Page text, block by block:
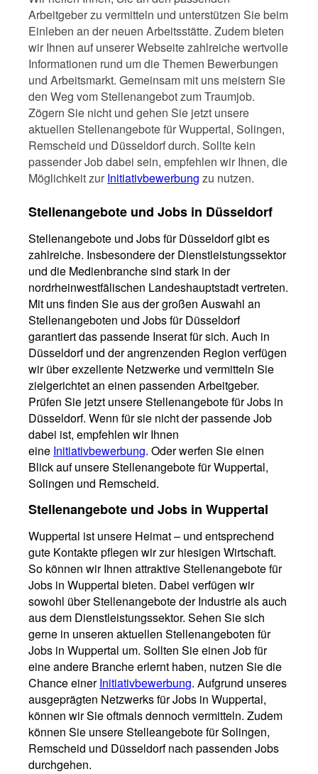
Arbeitgeber zu vermitteln und unterstützen Sie beim
Einleben an der neuen Arbeitsstätte. Zudem bieten
wir Ihnen auf unserer Webseite zahlreiche wertvolle
Informationen rund um die Themen Bewerbungen
und Arbeitsmarkt. Gemeinsam mit uns meistern Sie
den Weg vom Stellenangebot zum Traumjob.
Zögern Sie nicht und gehen Sie jetzt unsere
aktuellen Stellenangebote für Wuppertal, Solingen,
Remscheid und Düsseldorf durch. Sollte kein
passender Job dabei sein, empfehlen wir Ihnen, die
Möglichkeit zur Initiativbewerbung zu nutzen.
Stellenangebote und Jobs in Düsseldorf
Stellenangebote und Jobs für Düsseldorf gibt es
zahlreiche. Insbesondere der Dienstleistungssektor
und die Medienbranche sind stark in der
nordrheinwestfälischen Landeshauptstadt vertreten.
Mit uns finden Sie aus der großen Auswahl an
Stellenangeboten und Jobs für Düsseldorf
garantiert das passende Inserat für sich. Auch in
Düsseldorf und der angrenzenden Region verfügen
wir über exzellente Netzwerke und vermitteln Sie
zielgerichtet an einen passenden Arbeitgeber.
Prüfen Sie jetzt unsere Stellenangebote für Jobs in
Düsseldorf. Wenn für sie nicht der passende Job
dabei ist, empfehlen wir Ihnen
eine Initiativbewerbung. Oder werfen Sie einen
Blick auf unsere Stellenangebote für Wuppertal,
Solingen und Remscheid.
Stellenangebote und Jobs in Wuppertal
Wuppertal ist unsere Heimat – und entsprechend
gute Kontakte pflegen wir zur hiesigen Wirtschaft.
So können wir Ihnen attraktive Stellenangebote für
Jobs in Wuppertal bieten. Dabei verfügen wir
sowohl über Stellenangebote der Industrie als auch
aus dem Dienstleistungssektor. Sehen Sie sich
gerne in unseren aktuellen Stellenangeboten für
Jobs in Wuppertal um. Sollten Sie einen Job für
eine andere Branche erlernt haben, nutzen Sie die
Chance einerInitiativbewerbung. Aufgrund unseres
ausgeprägten Netzwerks für Jobs in Wuppertal,
können wir Sie oftmals dennoch vermitteln. Zudem
können Sie unsere Stelleangebote für Solingen,
Remscheid und Düsseldorf nach passenden Jobs
durchgehen.